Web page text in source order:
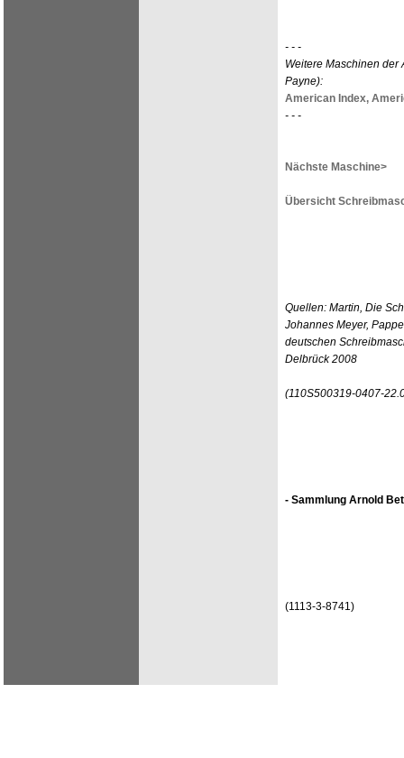
- - -
Weitere Maschinen der
Payne):
American Index,
- - -
Nächste Maschine>
Übersicht
Quellen: Martin, Die
Johannes Meyer,
deutschen
Delbrück 2008
(110S500319-0407-
- Sammlung Arnold
(1113-3-8741)